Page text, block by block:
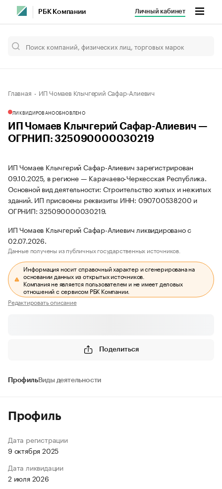
РБК Компании Личный кабинет
Главная ИП Чомаев Клычгерий Сафар-Алиевич
ЛИКВИДИРОВАНООБНОВЛЕНО
ИП Чомаев Клычгерий Сафар-Алиевич —
ОГРНИП: 325090000030219
ИП Чомаев Клычгерий Сафар-Алиевич зарегистрирован
09.10.2025, в регионе — Карачаево-Черкесская Республика.
Основной вид деятельности: Строительство жилых и нежилых
зданий. ИП присвоены реквизиты ИНН: 090700538200 и
ОГРНИП: 325090000030219.
ИП Чомаев Клычгерий Сафар-Алиевич ликвидировано с
02.07.2026.
Данные получены из публичных государственных источников.
Информация носит справочный характер и сгенерирована на
основании данных из открытых источников.
Компания не является пользователем и не имеет деловых
отношений с сервисом РБК Компании.
Редактировать описание
Поделиться
ПрофильВиды деятельности
Профиль
Дата регистрации
9 октября 2025
Дата ликвидации
2 июля 2026